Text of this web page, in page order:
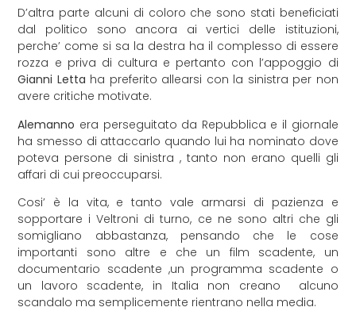
D’altra parte alcuni di coloro che sono stati beneficiati
dal politico sono ancora ai vertici delle istituzioni,
perche’ come si sa la destra ha il complesso di essere
rozza e priva di cultura e pertanto con l’appoggio di
Gianni Letta ha preferito allearsi con la sinistra per non
avere critiche motivate.
Alemanno era perseguitato da Repubblica e il giornale
ha smesso di attaccarlo quando lui ha nominato dove
poteva persone di sinistra , tanto non erano quelli gli
affari di cui preoccuparsi.
Cosi’ è la vita, e tanto vale armarsi di pazienza e
sopportare i Veltroni di turno, ce ne sono altri che gli
somigliano abbastanza, pensando che le cose
importanti sono altre e che un film scadente, un
documentario scadente ,un programma scadente o
un lavoro scadente, in Italia non creano alcuno
scandalo ma semplicemente rientrano nella media.